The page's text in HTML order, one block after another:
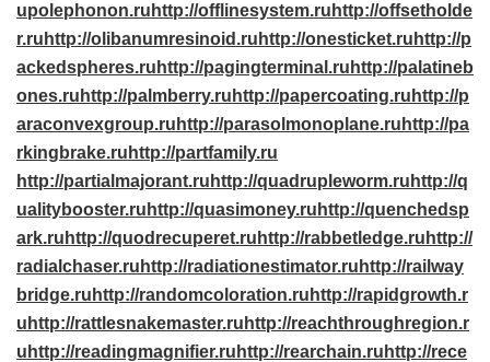
upolephonon.ru http://offlinesystem.ru http://offsetholde
r.ru http://olibanumresinoid.ru http://onesticket.ru http://p
ackedspheres.ru http://pagingterminal.ru http://palatineb
ones.ru http://palmberry.ru http://papercoating.ru http://p
araconvexgroup.ru http://parasolmonoplane.ru http://pa
rkingbrake.ru http://partfamily.ru
http://partialmajorant.ru http://quadrupleworm.ru http://q
ualitybooster.ru http://quasimoney.ru http://quenchedsp
ark.ru http://quodrecuperet.ru http://rabbetledge.ru http://
radialchaser.ru http://radiationestimator.ru http://railway
bridge.ru http://randomcoloration.ru http://rapidgrowth.r
u http://rattlesnakemaster.ru http://reachthroughregion.r
u http://readingmagnifier.ru http://rearchain.ru http://rece